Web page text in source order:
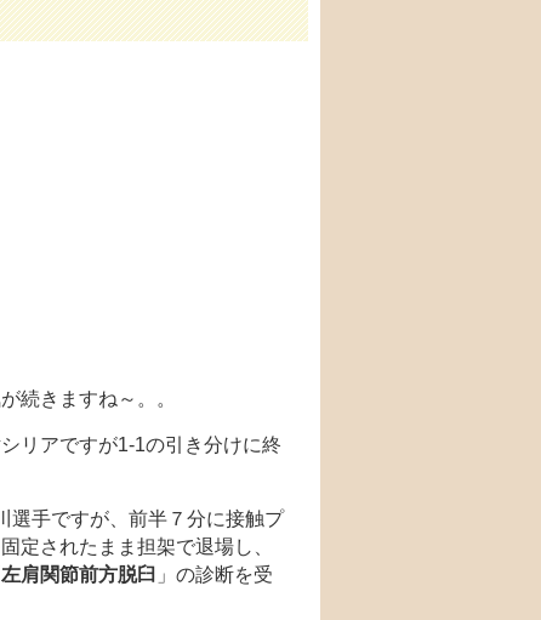
続きますね～。。
リアですが1-1の引き分けに終
選手ですが、前半７分に接触プ
定されたまま担架で退場し、
左肩関節前方脱臼 」の診断を受